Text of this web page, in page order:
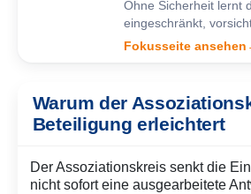
Ohne Sicherheit lernt
eingeschränkt,
Erst wenn ein Gefühl
Fokusseite ansehen
Warum der
Beteiligung erleichtert
Der Assoziationskreis senkt die
nicht sofort eine ausgearbeitete